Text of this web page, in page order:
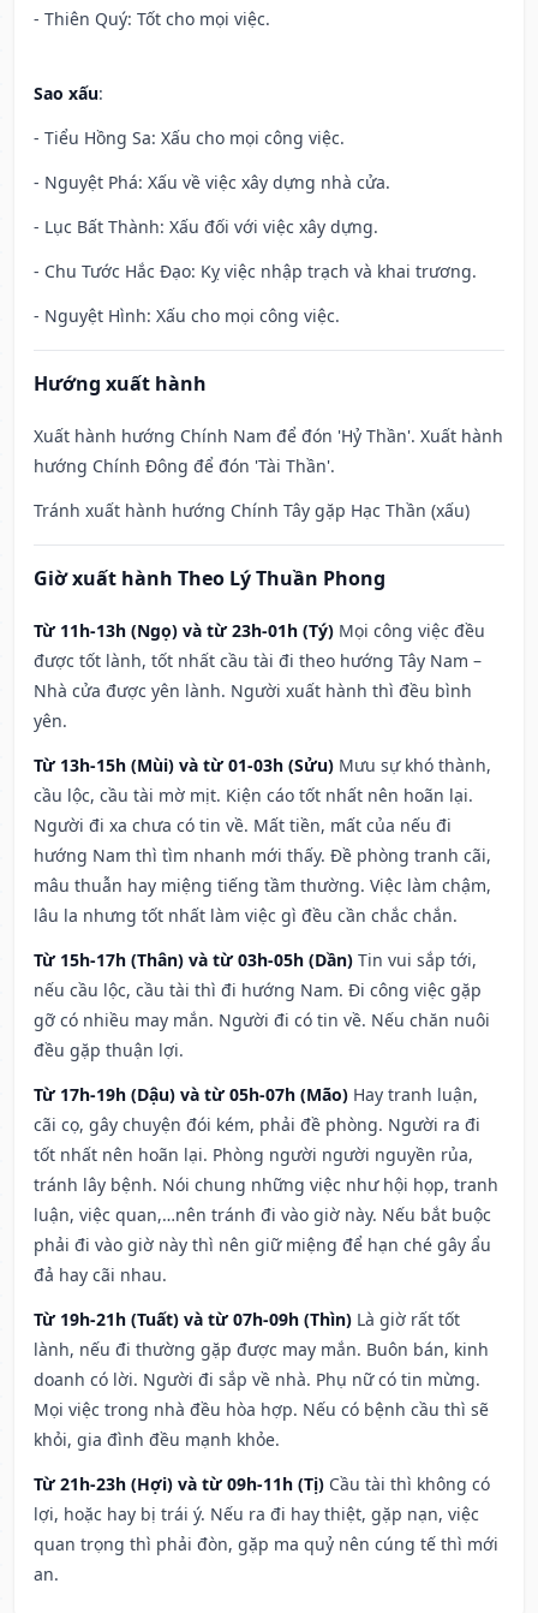
- Thiên Quý: Tốt cho mọi việc.
Sao xấu:
- Tiểu Hồng Sa: Xấu cho mọi công việc.
- Nguyệt Phá: Xấu về việc xây dựng nhà cửa.
- Lục Bất Thành: Xấu đối với việc xây dựng.
- Chu Tước Hắc Đạo: Kỵ việc nhập trạch và khai trương.
- Nguyệt Hình: Xấu cho mọi công việc.
Hướng xuất hành
Xuất hành hướng Chính Nam để đón 'Hỷ Thần'. Xuất hành
hướng Chính Đông để đón 'Tài Thần'.
Tránh xuất hành hướng Chính Tây gặp Hạc Thần (xấu)
Giờ xuất hành Theo Lý Thuần Phong
Từ 11h-13h (Ngọ) và từ 23h-01h (Tý) Mọi công việc đều
được tốt lành, tốt nhất cầu tài đi theo hướng Tây Nam –
Nhà cửa được yên lành. Người xuất hành thì đều bình
yên.
Từ 13h-15h (Mùi) và từ 01-03h (Sửu) Mưu sự khó thành,
cầu lộc, cầu tài mờ mịt. Kiện cáo tốt nhất nên hoãn lại.
Người đi xa chưa có tin về. Mất tiền, mất của nếu đi
hướng Nam thì tìm nhanh mới thấy. Đề phòng tranh cãi,
mâu thuẫn hay miệng tiếng tầm thường. Việc làm chậm,
lâu la nhưng tốt nhất làm việc gì đều cần chắc chắn.
Từ 15h-17h (Thân) và từ 03h-05h (Dần) Tin vui sắp tới,
nếu cầu lộc, cầu tài thì đi hướng Nam. Đi công việc gặp
gỡ có nhiều may mắn. Người đi có tin về. Nếu chăn nuôi
đều gặp thuận lợi.
Từ 17h-19h (Dậu) và từ 05h-07h (Mão) Hay tranh luận,
cãi cọ, gây chuyện đói kém, phải đề phòng. Người ra đi
tốt nhất nên hoãn lại. Phòng người người nguyền rủa,
tránh lây bệnh. Nói chung những việc như hội họp, tranh
luận, việc quan,…nên tránh đi vào giờ này. Nếu bắt buộc
phải đi vào giờ này thì nên giữ miệng để hạn ché gây ẩu
đả hay cãi nhau.
Từ 19h-21h (Tuất) và từ 07h-09h (Thìn) Là giờ rất tốt
lành, nếu đi thường gặp được may mắn. Buôn bán, kinh
doanh có lời. Người đi sắp về nhà. Phụ nữ có tin mừng.
Mọi việc trong nhà đều hòa hợp. Nếu có bệnh cầu thì sẽ
khỏi, gia đình đều mạnh khỏe.
Từ 21h-23h (Hợi) và từ 09h-11h (Tị) Cầu tài thì không có
lợi, hoặc hay bị trái ý. Nếu ra đi hay thiệt, gặp nạn, việc
quan trọng thì phải đòn, gặp ma quỷ nên cúng tế thì mới
an.